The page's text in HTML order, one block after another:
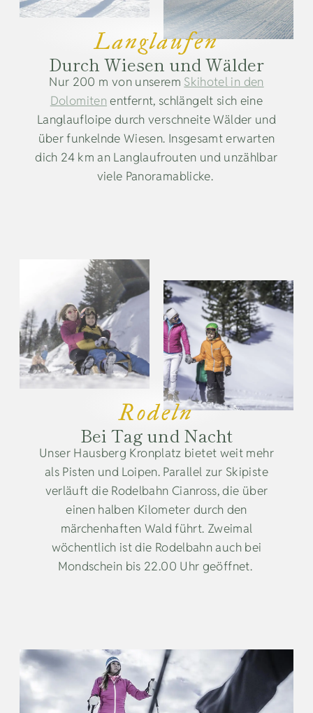
Langlaufen
Durch Wiesen und Wälder
Nur 200 m von unserem Skihotel in den
Dolomiten entfernt, schlängelt sich eine
Langlaufloipe durch verschneite Wälder und
über funkelnde Wiesen. Insgesamt erwarten
dich 24 km an Langlaufrouten und unzählbar
viele Panoramablicke.
Rodeln
Bei Tag und Nacht
Unser Hausberg Kronplatz bietet weit mehr
als Pisten und Loipen. Parallel zur Skipiste
verläuft die Rodelbahn Cianross, die über
einen halben Kilometer durch den
märchenhaften Wald führt. Zweimal
wöchentlich ist die Rodelbahn auch bei
Mondschein bis 22.00 Uhr geöffnet.